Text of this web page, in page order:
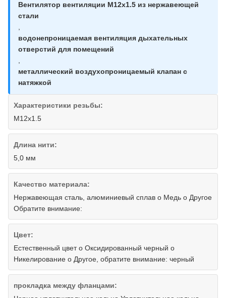
Вентилятор вентиляции M12x1.5 из нержавеющей
стали
водонепроницаемая вентиляция дыхательных
отверстий для помещений
металлический воздухопроницаемый клапан с
натяжкой
Характеристики резьбы:
M12x1.5
Длина нити:
5,0 мм
Качество материала:
Нержавеющая сталь, алюминиевый сплав o Медь o Другое
Обратите внимание:
Цвет:
Естественный цвет o Оксидированный черный o
Никелирование o Другое, обратите внимание: черный
прокладка между фланцами: